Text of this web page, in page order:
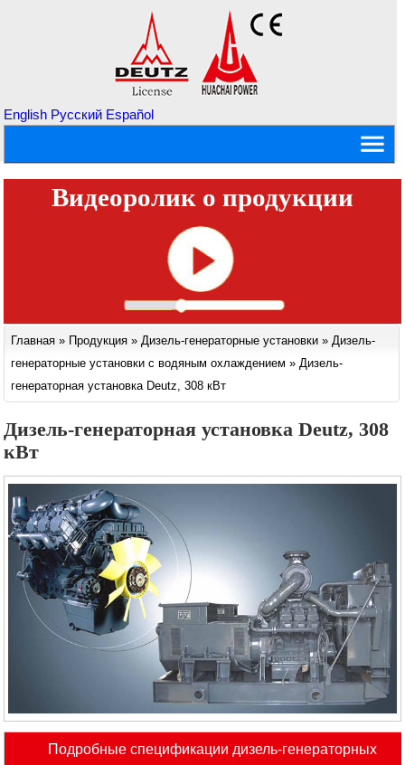
English Русский Español
Видеоролик о продукции
Главная » Продукция »Дизель-генераторные установки »Дизель-
генераторные установки с водяным охлаждением »Дизель-
генераторная установка Deutz, 308 кВт
Дизель-генераторная установка Deutz, 308
кВт
Подробные спецификации дизель-генераторных